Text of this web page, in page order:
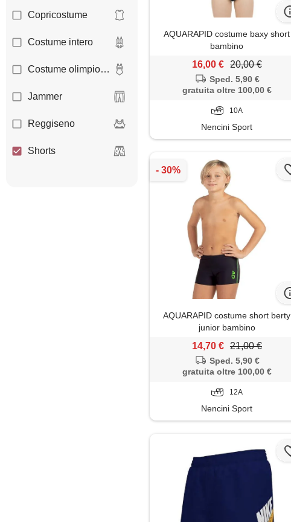
Copricostume
Costume intero
Costume olimpionico
Jammer
Reggiseno
Shorts
AQUARAPID costume baxy short
bambino
16,00 € 20,00 €
Sped. 5,90 €
gratuita oltre 100,00 €
10A
Nencini Sport
AQUARAPID costume short berty
junior bambino
14,70 € 21,00 €
Sped. 5,90 €
gratuita oltre 100,00 €
12A
Nencini Sport